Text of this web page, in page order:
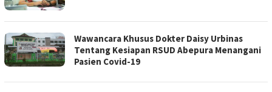
Wawancara Khusus Dokter Daisy Urbinas
Tentang Kesiapan RSUD Abepura Menangani
Pasien Covid-19